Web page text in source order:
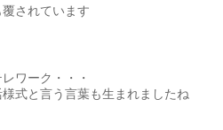
されています
ワーク・・・
式と言う言葉も生まれましたね